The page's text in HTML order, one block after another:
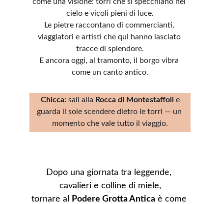
cielo e vicoli pieni di luce.
Le pietre raccontano di commercianti,
viaggiatori e artisti che qui hanno lasciato
tracce di splendore.
E ancora oggi, al tramonto, il borgo vibra
come un canto antico.
Chicca: sali alla Rocca di Montestaffoli e
guarda il sole scendere dietro le torri — un
momento che vale tutto il viaggio.
Dopo una giornata tra leggende,
cavalieri e colline di miele,
tornare al
Podere Grotta Antica è come